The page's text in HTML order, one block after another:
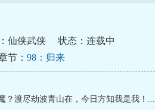
仙侠武侠
状态：连载中
节： 98：归来
？渡尽劫波青山在，今日方知我是我！...